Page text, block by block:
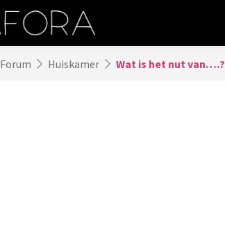
Forum Huiskamer Wat is het nut van….?